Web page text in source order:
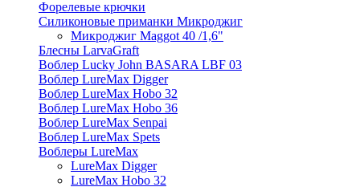
Форелевые крючки
Силиконовые приманки Микроджиг
Микроджиг Maggot 40 /1,6"
Блесны LarvaGraft
Воблер Lucky John BASARA LBF 03
Воблер LureMax Digger
Воблер LureMax Hobo 32
Воблер LureMax Hobo 36
Воблер LureMax Senpai
Воблер LureMax Spets
Воблеры LureMax
LureMax Digger
LureMax Hobo 32